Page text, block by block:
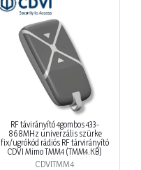
RF távirányító 4gombos 433-
868MHz univerzális szürke
fix/ugrókód rádiós RF tárvirányító
CDVI Mimo TMM4 (TMM4.KB)
CDVITMM4